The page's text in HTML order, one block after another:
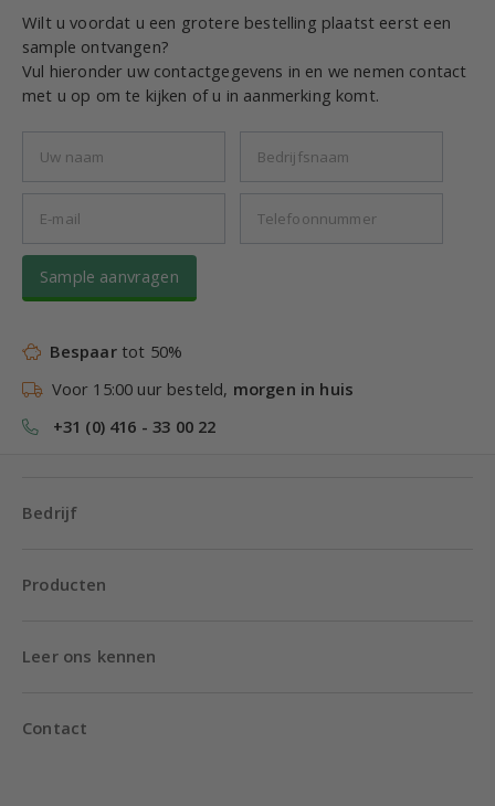
Wilt u voordat u een grotere bestelling plaatst eerst een
sample ontvangen?
Vul hieronder uw contactgegevens in en we nemen contact
met u op om te kijken of u in aanmerking komt.
Sample aanvragen
Bespaartot 50%
Voor 15:00 uur besteld, morgen in huis
+31 (0) 416 - 33 00 22
Bedrijf
Producten
Leer ons kennen
Contact